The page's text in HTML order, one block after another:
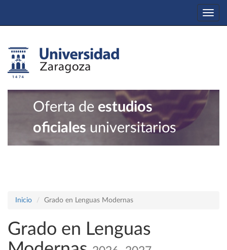
Oferta de estudios
oficiales universitarios
Inicio Grado en Lenguas Modernas
Grado en Lenguas